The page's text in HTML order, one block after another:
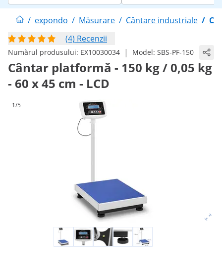
/ expondo / Măsurare / Cântare industriale /
(4) Recenzii
Numărul produsului: EX10030034 | Model: SBS-PF-150
Cântar platformă - 150 kg / 0,05 kg
- 60 x 45 cm - LCD
1/5